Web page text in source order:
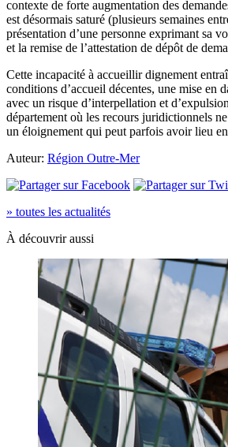
contexte de forte augmentation des
est désormais saturé (plusieurs semaines
présentation d’une personne exprimant sa
et la remise de l’attestation de dépôt de
Cette incapacité à accueillir dignement
conditions d’accueil décentes, une mise en
avec un risque d’interpellation et
département où les recours juridictionnels
un éloignement qui peut parfois avoir lieu
Auteur: Région Outre-Mer
» toutes les actualités
À découvrir aussi